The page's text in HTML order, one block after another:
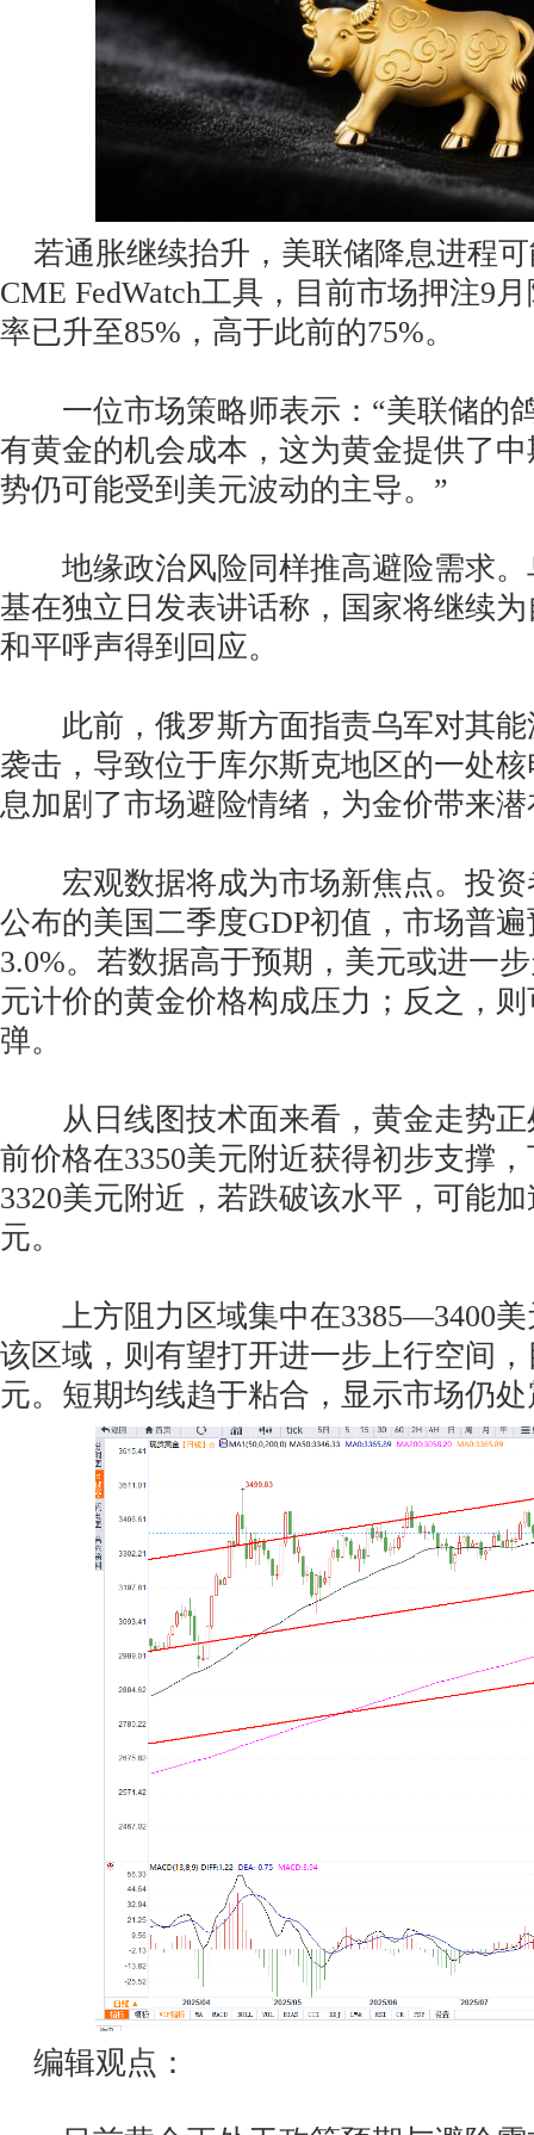
若通胀继续抬升，美联储降息进程
CME FedWatch工具，目前市场押注9
率已升至85%，高于此前的75%。
一位市场策略师表示：“美联储的
有黄金的机会成本，这为黄金提供了
势仍可能受到美元波动的主导。”
地缘政治风险同样推高避险需求。
基在独立日发表讲话称，国家将继续
和平呼声得到回应。
此前，俄罗斯方面指责乌军对其能
袭击，导致位于库尔斯克地区的一处
息加剧了市场避险情绪，为金价带来
宏观数据将成为市场新焦点。投资
公布的美国二季度GDP初值，市场普
3.0%。若数据高于预期，美元或进一
元计价的黄金价格构成压力；反之，
弹。
从日线图技术面来看，黄金走势正
前价格在3350美元附近获得初步支撑
3320美元附近，若跌破该水平，可能
元。
上方阻力区域集中在3385—3400美
该区域，则有望打开进一步上行空间，
元。短期均线趋于粘合，显示市场仍
编辑观点：